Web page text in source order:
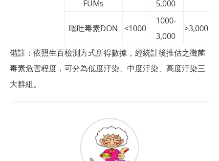
FUMs
5,000
嘔吐毒素DON <1000
1000-
3,000
>3,000
備註：依照生百檢測方式所得數據，經統計後推估之黴菌
毒素危害程度，可分為低度汙染、中度汙染、高度汙染三
大群組。